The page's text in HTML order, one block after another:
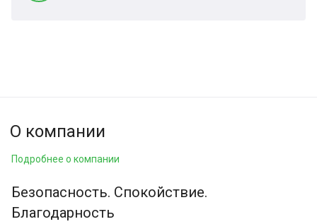
О компании
Подробнее о компании
Безопасность. Спокойствие.
Благодарность